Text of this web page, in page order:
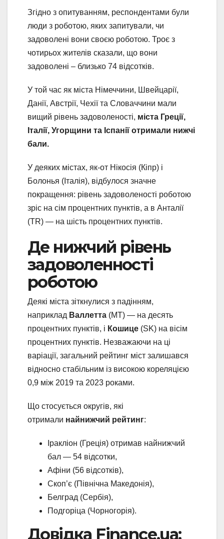
Згідно з опитуванням, респондентами були
люди з роботою, яких запитували, чи
задоволені вони своєю роботою. Троє з
чотирьох жителів сказали, що вони
задоволені – близько 74 відсотків.
У той час як міста Німеччини, Швейцарії,
Данії, Австрії, Чехії та Словаччини мали
вищий рівень задоволеності, міста Греції,
Італії, Угорщини та Іспанії отримали нижчі
бали.
У деяких містах, як-от Нікосія (Кіпр) і
Болонья (Італія), відбулося значне
покращення: рівень задоволеності роботою
зріс на сім процентних пунктів, а в Анталії
(TR) — на шість процентних пунктів.
Де нижчий рівень
задоволенності
роботою
Деякі міста зіткнулися з падінням,
наприклад Валлетта (MT) — на десять
процентних пунктів, і Кошице (SK) на вісім
процентних пунктів. Незважаючи на ці
варіації, загальний рейтинг міст залишався
відносно стабільним із високою кореляцією
0,9 між 2019 та 2023 роками.
Що стосується округів, які
отримали найнижчий рейтинг:
Іракліон (Греція) отримав найнижчий
бал — 54 відсотки,
Афіни (56 відсотків),
Скоп’є (Північна Македонія),
Белград (Сербія),
Подгоріца (Чорногорія).
Довідка Finance.ua: